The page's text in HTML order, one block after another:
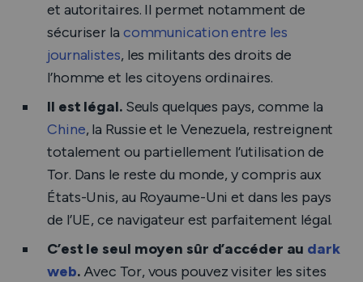
et autoritaires. Il permet notamment de
sécuriser la communication entre les
journalistes, les militants des droits de
l’homme et les citoyens ordinaires.
Il est légal. Seuls quelques pays, comme la
Chine, la Russie et le Venezuela, restreignent
totalement ou partiellement l’utilisation de
Tor. Dans le reste du monde, y compris aux
États-Unis, au Royaume-Uni et dans les pays
de l’UE, ce navigateur est parfaitement légal.
C’est le seul moyen sûr d’accéder au dark
web.Avec Tor, vous pouvez visiter les sites